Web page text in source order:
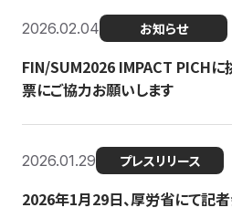
2026.02.04 お知らせ
FIN/SUM2026 IMPACT PICHに
票にご協力お願いします
2026.01.29 プレスリリース
2026年1月29日、厚労省にて記者